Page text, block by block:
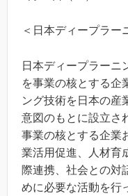
＜日本ディープラー
日本ディープラーニ
を事業の核とする企
ング技術を日本の産
意図のもとに設立さ
事業の核とする企業
業活用促進、人材育
際連携、社会との対
めに必要な活動を行